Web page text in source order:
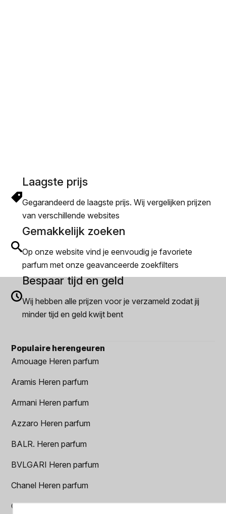
Laagste prijs
Gegarandeerd de laagste prijs. Wij vergelijken prijzen
van verschillende websites
Gemakkelijk zoeken
Op onze website vind je eenvoudig je favoriete
parfum met onze geavanceerde zoekfilters
Bespaar tijd en geld
Wij hebben alle prijzen voor je verzameld zodat jij
minder tijd en geld kwijt bent
Populaire herengeuren
Amouage Heren parfum
Aramis Heren parfum
Armani Heren parfum
Azzaro Heren parfum
BALR. Heren parfum
BVLGARI Heren parfum
Chanel Heren parfum
Creed heren parfum